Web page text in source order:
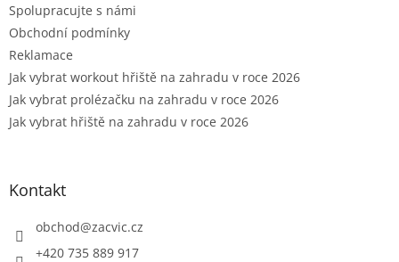
Spolupracujte s námi
Obchodní podmínky
Reklamace
Jak vybrat workout hřiště na zahradu v roce 2026
Jak vybrat prolézačku na zahradu v roce 2026
Jak vybrat hřiště na zahradu v roce 2026
Kontakt
obchod@zacvic.cz
+420 735 889 917